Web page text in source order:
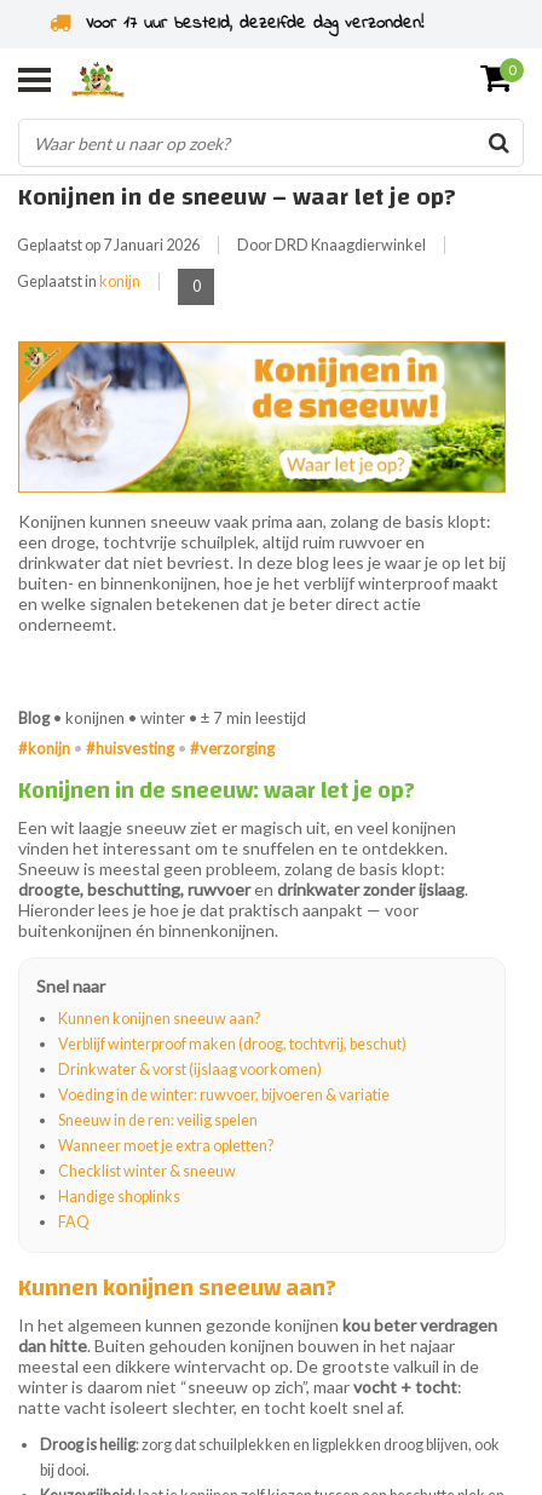
Specialist in knaagdieren sinds 2011
0
Konijnen in de sneeuw – waar let je op?
Geplaatst op 7 Januari 2026
Door DRD Knaagdierwinkel
Geplaatst in konijn 0
Konijnen kunnen sneeuw vaak prima aan, zolang de basis klopt:
een droge, tochtvrije schuilplek, altijd ruim ruwvoer en
drinkwater dat niet bevriest. In deze blog lees je waar je op let bij
buiten- en binnenkonijnen, hoe je het verblijf winterproof maakt
en welke signalen betekenen dat je beter direct actie
onderneemt.
Blog• konijnen • winter • ± 7 min leestijd
#konijn • #huisvesting • #verzorging
Konijnen in de sneeuw: waar let je op?
Een wit laagje sneeuw ziet er magisch uit, en veel konijnen
vinden het interessant om te snuffelen en te ontdekken.
Sneeuw is meestal geen probleem, zolang de basis klopt:
droogte, beschutting, ruwvoeren drinkwater zonder ijslaag.
Hieronder lees je hoe je dat praktisch aanpakt — voor
buitenkonijnen én binnenkonijnen.
Snel naar
Kunnen konijnen sneeuw aan?
Verblijf winterproof maken (droog, tochtvrij, beschut)
Drinkwater & vorst (ijslaag voorkomen)
Voeding in de winter: ruwvoer, bijvoeren & variatie
Sneeuw in de ren: veilig spelen
Wanneer moet je extra opletten?
Checklist winter & sneeuw
Handige shoplinks
FAQ
Kunnen konijnen sneeuw aan?
In het algemeen kunnen gezonde konijnen kou beter verdragen
dan hitte. Buiten gehouden konijnen bouwen in het najaar
meestal een dikkere wintervacht op. De grootste valkuil in de
winter is daarom niet “sneeuw op zich”, maarvocht + tocht:
natte vacht isoleert slechter, en tocht koelt snel af.
Droog is heilig: zorg dat schuilplekken en ligplekken droog blijven, ook
bij dooi.